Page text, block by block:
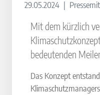
29.05.2024
Mit dem kürzlich
bedeutenden
Das Konzept